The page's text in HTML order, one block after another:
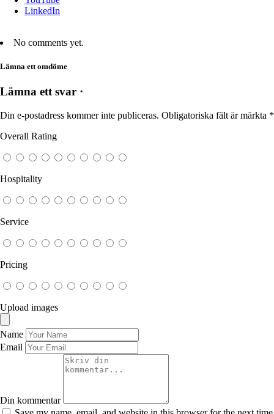
LinkedIn
No comments yet.
Lämna ett omdöme
Lämna ett svar ·
Din e-postadress kommer inte publiceras. Obligatoriska fält är märkta *
Overall Rating
Hospitality
Service
Pricing
Upload images
Name
Email
Din kommentar